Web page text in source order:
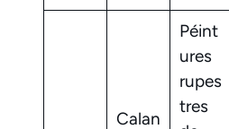
Calan
Péint
ures
rupes
tres